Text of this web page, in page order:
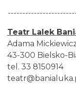
Teatr Lalek
Adama
43-300 Bielsko-
tel. 33 8150914